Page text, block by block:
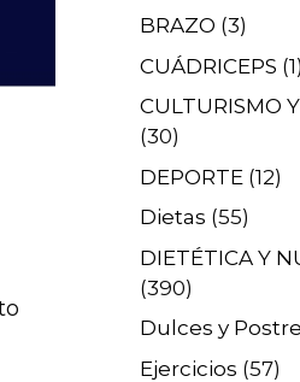
BRAZO (3)
CUÁDRICEPS (1)
CULTURISMO
(30)
DEPORTE (12)
Dietas (55)
DIETÉTICA Y
(390)
Dulces y
Ejercicios (57)